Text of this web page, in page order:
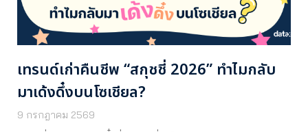
เทรนด์เก่าคืนชีพ “สกุชชี่ 2026” ทำไมกลับ
มาเด้งดึ๋งบนโซเชียล?
9 กรกฎาคม 2569